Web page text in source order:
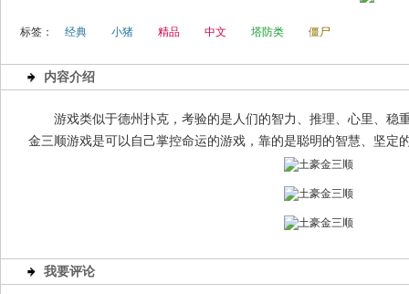
标签： 经典 小猪 精品 中文 塔防类 僵尸
内容介绍
游戏类似于德州扑克，考验的是人们的智力、推理、心里、稳
金三顺游戏是可以自己掌控命运的游戏，靠的是聪明的智慧、坚定
我要评论